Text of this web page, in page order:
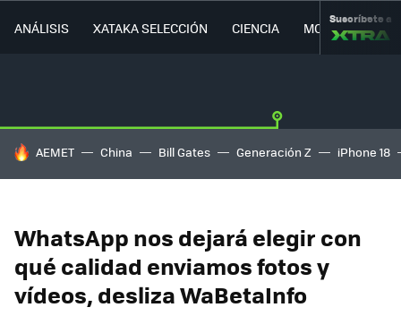
ANÁLISIS XATAKA SELECCIÓN CIENCIA MOVILIDAD
Suscríbete a
HOY SE HABLA DE
AEMET China Bill Gates Generación Z iPhone 18
WhatsApp nos dejará elegir con
qué calidad enviamos fotos y
vídeos, desliza WaBetaInfo